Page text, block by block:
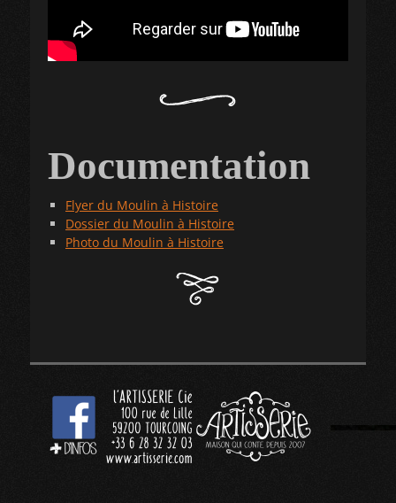
Documentation
Flyer du Moulin à Histoire
Dossier du Moulin à Histoire
Photo du Moulin à Histoire